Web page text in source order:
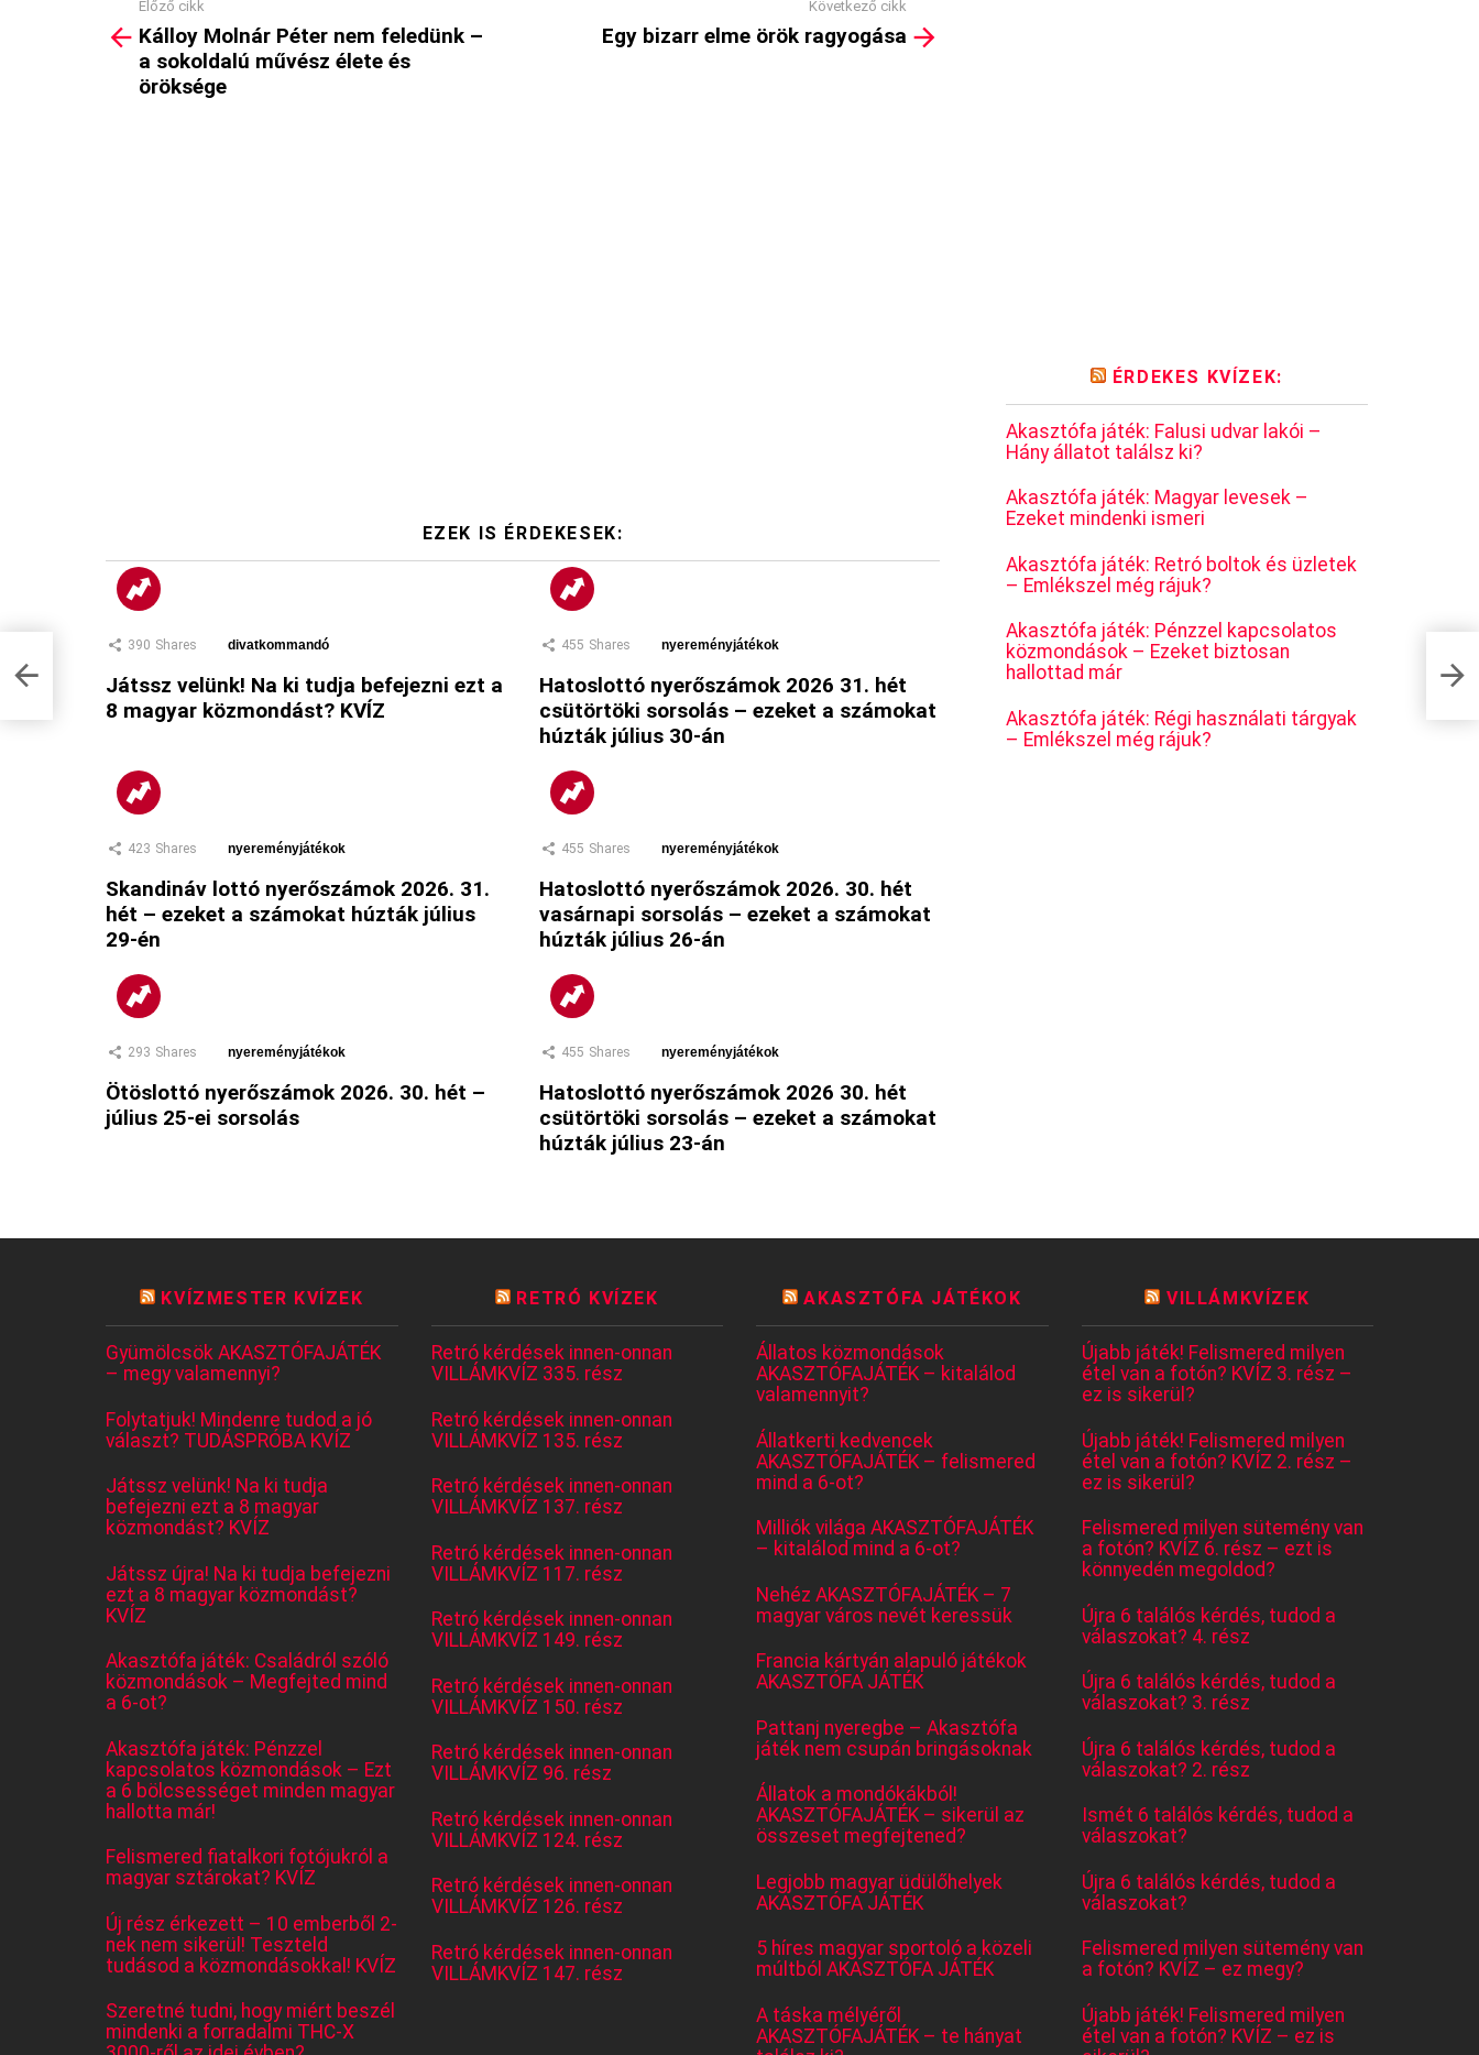
more
Előző cikk
Kálloy Molnár Péter nem feledünk –
a sokoldalú művész élete és
öröksége
Következő cikk
Egy bizarr elme örök ragyogása
EZEK IS ÉRDEKESEK:
390 Shares divatkommandó
Játssz velünk! Na ki tudja befejezni ezt a
8 magyar közmondást? KVÍZ
455 Shares nyereményjátékok
Hatoslottó nyerőszámok 2026 31. hét
csütörtöki sorsolás – ezeket a számokat
húzták július 30-án
423 Shares nyereményjátékok
Skandináv lottó nyerőszámok 2026. 31.
hét – ezeket a számokat húzták július
29-én
455 Shares nyereményjátékok
Hatoslottó nyerőszámok 2026. 30. hét
vasárnapi sorsolás – ezeket a számokat
húzták július 26-án
293 Shares nyereményjátékok
Ötöslottó nyerőszámok 2026. 30. hét –
július 25-ei sorsolás
455 Shares nyereményjátékok
Hatoslottó nyerőszámok 2026 30. hét
csütörtöki sorsolás – ezeket a számokat
húzták július 23-án
Egy
ÉRDEKES KVÍZEK:
Akasztófa játék: Falusi udvar lakói –
Hány állatot találsz ki?
Akasztófa játék: Magyar levesek –
Ezeket mindenki ismeri
Akasztófa játék: Retró boltok és üzletek
– Emlékszel még rájuk?
Akasztófa játék: Pénzzel kapcsolatos
közmondások – Ezeket biztosan
hallottad már
Akasztófa játék: Régi használati tárgyak
– Emlékszel még rájuk?
KVÍZMESTER KVÍZEK
Gyümölcsök AKASZTÓFAJÁTÉK
– megy valamennyi?
Folytatjuk! Mindenre tudod a jó
választ? TUDÁSPRÓBA KVÍZ
Játssz velünk! Na ki tudja
befejezni ezt a 8 magyar
közmondást? KVÍZ
Játssz újra! Na ki tudja befejezni
ezt a 8 magyar közmondást?
KVÍZ
Akasztófa játék: Családról szóló
közmondások – Megfejted mind
a 6-ot?
Akasztófa játék: Pénzzel
kapcsolatos közmondások – Ezt
a 6 bölcsességet minden magyar
hallotta már!
Felismered fiatalkori fotójukról a
magyar sztárokat? KVÍZ
Új rész érkezett – 10 emberből 2-
nek nem sikerül! Teszteld
tudásod a közmondásokkal! KVÍZ
Szeretné tudni, hogy miért beszél
mindenki a forradalmi THC-X
RETRÓ KVÍZEK
Retró kérdések innen-onnan
VILLÁMKVÍZ 335. rész
Retró kérdések innen-onnan
VILLÁMKVÍZ 135. rész
Retró kérdések innen-onnan
VILLÁMKVÍZ 137. rész
Retró kérdések innen-onnan
VILLÁMKVÍZ 117. rész
Retró kérdések innen-onnan
VILLÁMKVÍZ 149. rész
Retró kérdések innen-onnan
VILLÁMKVÍZ 150. rész
Retró kérdések innen-onnan
VILLÁMKVÍZ 96. rész
Retró kérdések innen-onnan
VILLÁMKVÍZ 124. rész
Retró kérdések innen-onnan
VILLÁMKVÍZ 126. rész
Retró kérdések innen-onnan
VILLÁMKVÍZ 147. rész
AKASZTÓFA JÁTÉKOK
Állatos közmondások
AKASZTÓFAJÁTÉK – kitalálod
valamennyit?
Állatkerti kedvencek
AKASZTÓFAJÁTÉK – felismered
mind a 6-ot?
Milliók világa AKASZTÓFAJÁTÉK
– kitalálod mind a 6-ot?
Nehéz AKASZTÓFAJÁTÉK – 7
magyar város nevét keressük
Francia kártyán alapuló játékok
AKASZTÓFA JÁTÉK
Pattanj nyeregbe – Akasztófa
játék nem csupán bringásoknak
Állatok a mondókákból!
AKASZTÓFAJÁTÉK – sikerül az
összeset megfejtened?
Legjobb magyar üdülőhelyek
AKASZTÓFA JÁTÉK
5 híres magyar sportoló a közeli
múltból AKASZTÓFA JÁTÉK
A táska mélyéről
AKASZTÓFAJÁTÉK – te hányat
VILLÁMKVÍZEK
Újabb játék! Felismered milyen
étel van a fotón? KVÍZ 3. rész –
ez is sikerül?
Újabb játék! Felismered milyen
étel van a fotón? KVÍZ 2. rész –
ez is sikerül?
Felismered milyen sütemény van
a fotón? KVÍZ 6. rész – ezt is
könnyedén megoldod?
Újra 6 találós kérdés, tudod a
válaszokat? 4. rész
Újra 6 találós kérdés, tudod a
válaszokat? 3. rész
Újra 6 találós kérdés, tudod a
válaszokat? 2. rész
Ismét 6 találós kérdés, tudod a
válaszokat?
Újra 6 találós kérdés, tudod a
válaszokat?
Felismered milyen sütemény van
a fotón? KVÍZ – ez megy?
Újabb játék! Felismered milyen
étel van a fotón? KVÍZ – ez is